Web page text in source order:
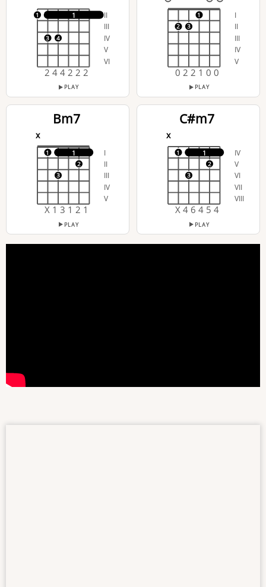
II
III
IV
V
VI
1
1
3 4
2 4 4 2 2 2
PLAY
I
II
III
IV
V
2 3
1
0 2 2 1 0 0
PLAY
Bm7
x
I
II
III
IV
V
1
1
3
2
X 1 3 1 2 1
PLAY
C#m7
x
IV
V
VI
VII
VIII
1
1
3
2
X 4 6 4 5 4
PLAY